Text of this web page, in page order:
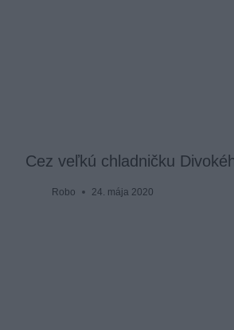
Cez veľkú chladničku
Robo 24. mája 2020